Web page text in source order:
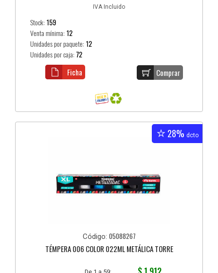
IVA Incluido
Stock: 159
Venta mínima: 12
Unidades por paquete: 12
Unidades por caja:72
Comprar
Ficha
28% dcto
Código: 05088267
TÉMPERA 006 COLOR 022ML METÁLICA TORRE